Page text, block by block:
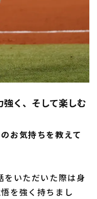
く、そして楽しむ
お気持ちを教えて
をいただいた際は身
を強く持ちまし